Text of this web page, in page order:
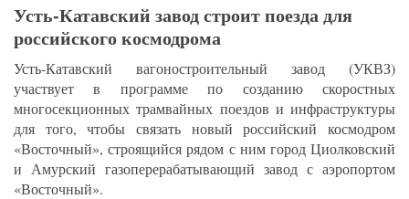
Усть-Катавский завод строит поезда для
российского космодрома
Усть-Катавский вагоностроительный завод (УКВЗ)
участвует в программе по созданию скоростных
многосекционных трамвайных поездов и инфраструктуры
для того, чтобы связать новый российский космодром
«Восточный», строящийся рядом с ним город Циолковский
и Амурский газоперерабатывающий завод с аэропортом
«Восточный».